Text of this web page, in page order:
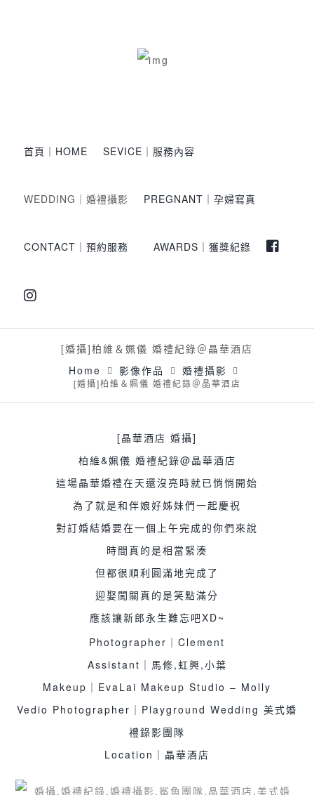
首頁｜HOME SEVICE｜服務內容
WEDDING｜婚禮攝影 PREGNANT｜孕婦寫真
CONTACT｜預約服務 AWARDS｜獲獎紀錄
[婚攝]柏維＆姵儀 婚禮紀錄＠晶華酒店
Home
影像作品 婚禮攝影
[婚攝]柏維＆姵儀 婚禮紀錄＠晶華酒店
[晶華酒店 婚攝]
柏維&姵儀 婚禮紀錄@晶華酒店
這場晶華婚禮在天還沒亮時就已悄悄開始
為了就是和伴娘好姊妹們一起慶祝
對訂婚結婚要在一個上午完成的你們來說
時間真的是相當緊湊
但都很順利圓滿地完成了
迎娶闖關真的是笑點滿分
應該讓新郎永生難忘吧XD~
Photographer｜Clement
Assistant｜馬修,虹興,小葉
Makeup｜EvaLai Makeup Studio – Molly
Vedio Photographer｜Playground Wedding 美式婚
禮錄影團隊
Location｜晶華酒店